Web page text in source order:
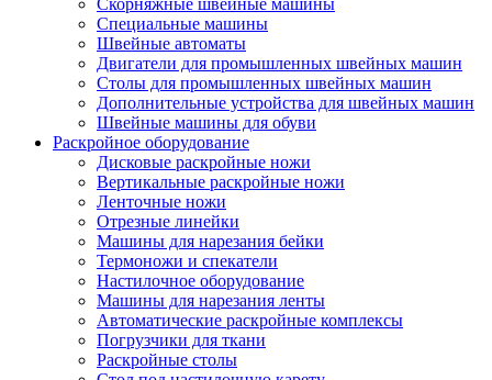
Скорняжные швейные машины
Специальные машины
Швейные автоматы
Двигатели для промышленных швейных машин
Столы для промышленных швейных машин
Дополнительные устройства для швейных машин
Швейные машины для обуви
Раскройное оборудование
Дисковые раскройные ножи
Вертикальные раскройные ножи
Ленточные ножи
Отрезные линейки
Машины для нарезания бейки
Термоножи и спекатели
Настилочное оборудование
Машины для нарезания ленты
Автоматические раскройные комплексы
Погрузчики для ткани
Раскройные столы